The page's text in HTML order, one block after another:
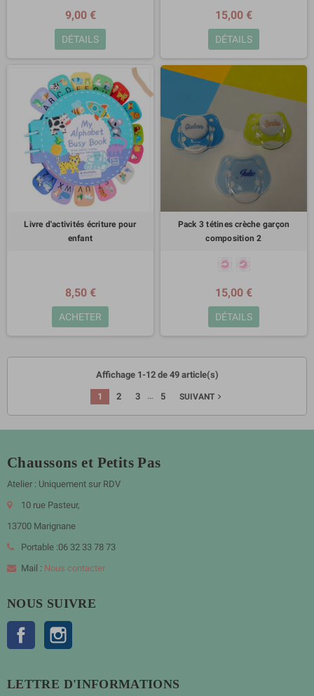
9,00 €
DÉTAILS
15,00 €
DÉTAILS
Livre d'activités écriture pour
enfant
8,50 €
ACHETER
Pack 3 tétines crèche garçon
composition 2
15,00 €
DÉTAILS
Affichage 1-12 de 49 article(s)
1 2 3 … 5 SUIVANTnavigate_next
Chaussons et Petits Pas
Atelier : Uniquement sur RDV
10 rue Pasteur,
13700 Marignane
Portable :06 32 33 78 73
Mail : Nous contacter
NOUS SUIVRE
Facebook
LETTRE D'INFORMATIONS